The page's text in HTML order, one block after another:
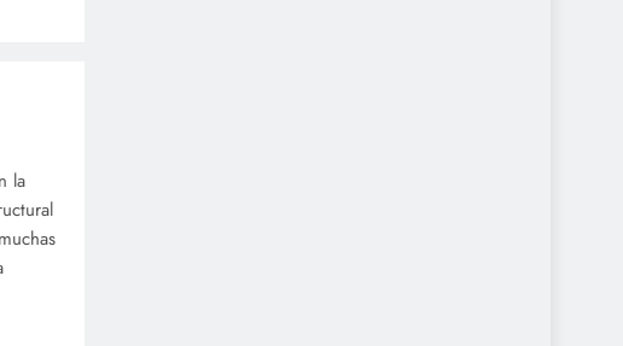
la